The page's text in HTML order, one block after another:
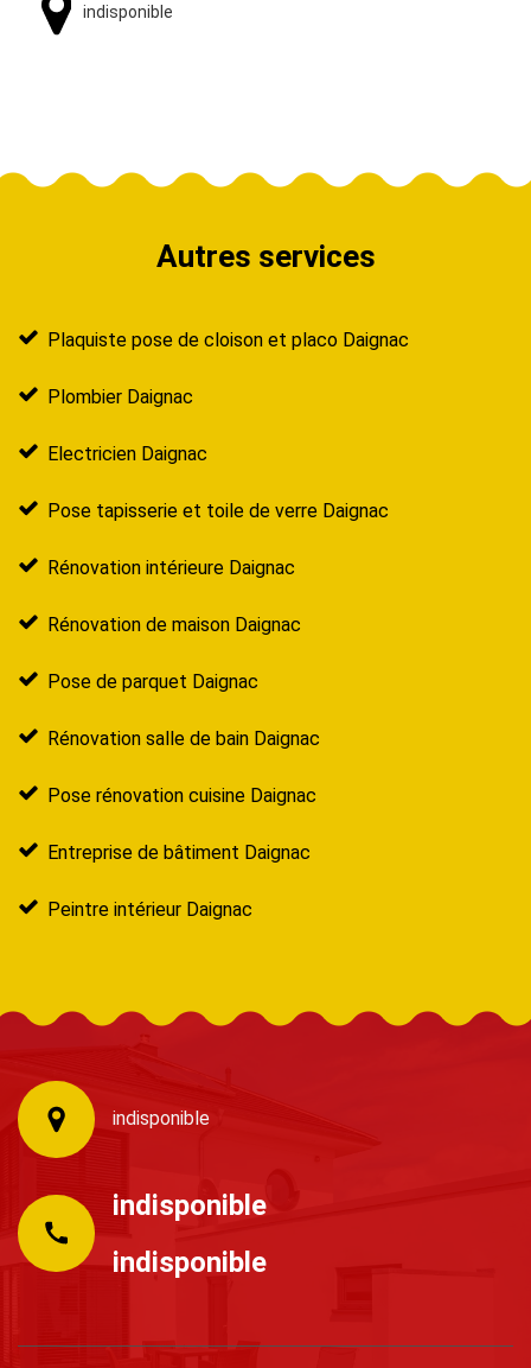
indisponible
Autres services
Plaquiste pose de cloison et placo Daignac
Plombier Daignac
Electricien Daignac
Pose tapisserie et toile de verre Daignac
Rénovation intérieure Daignac
Rénovation de maison Daignac
Pose de parquet Daignac
Rénovation salle de bain Daignac
Pose rénovation cuisine Daignac
Entreprise de bâtiment Daignac
Peintre intérieur Daignac
indisponible
indisponible
indisponible